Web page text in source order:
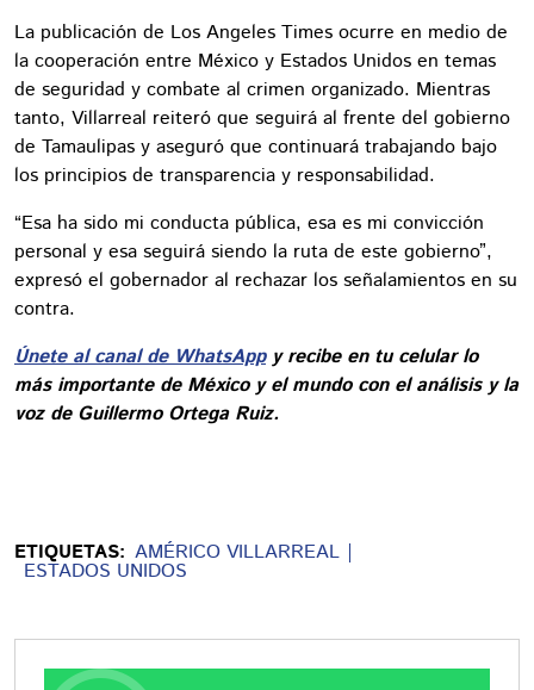
La publicación de Los Angeles Times ocurre en medio de
la cooperación entre México y Estados Unidos en temas
de seguridad y combate al crimen organizado. Mientras
tanto, Villarreal reiteró que seguirá al frente del gobierno
de Tamaulipas y aseguró que continuará trabajando bajo
los principios de transparencia y responsabilidad.
“Esa ha sido mi conducta pública, esa es mi convicción
personal y esa seguirá siendo la ruta de este gobierno”,
expresó el gobernador al rechazar los señalamientos en su
contra.
Únete al canal de WhatsAppy recibe en tu celular lo
más importante de México y el mundo con el análisis y la
voz de Guillermo Ortega Ruiz.
ETIQUETAS: AMÉRICO VILLARREAL
ESTADOS UNIDOS